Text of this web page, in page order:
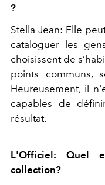
?
Stella Jean: Elle
cataloguer les
choisissent de
points communs,
Heureusement, il
capables de
résultat.
L'Officiel: Quel
collection?